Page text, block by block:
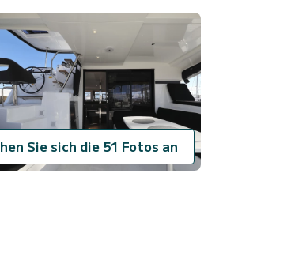
Sehen Sie sich die 51 Fotos an